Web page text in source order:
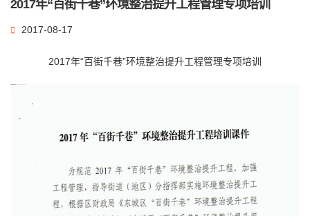
2017年“百街千巷”环境整治提升工程管理专项培训
2017-08-17
2017年“百街千巷”环境整治提升工程管理专项培训